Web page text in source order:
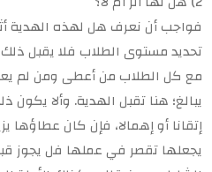
فواجب أن نعرف هل لهذه الهدية
تحديد مستوى الطلاب فلا يقبل
مع كل الطلاب من أعطى ومن لم
يبالغ؛ هنا تقبل الهدية. وألا
إتقانا أو إهمالا، فإن كان عطاؤها
يجعلها تقصر في عملها فل يجوز